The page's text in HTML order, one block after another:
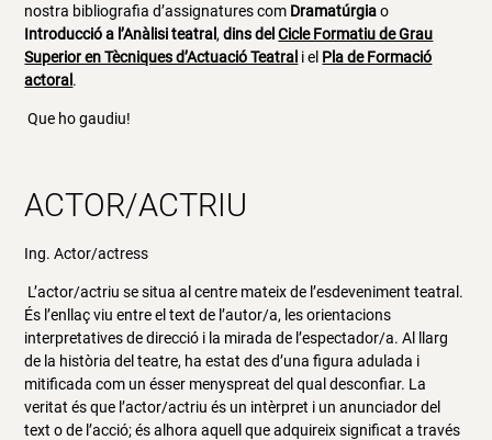
nostra bibliografia d’assignatures com Dramatúrgiao
Introducció a l’Anàlisi teatral ,dins delCicle Formatiu de Grau
Superior en Tècniques d’Actuació Teatral i el Pla de Formació
actoral .
Que ho gaudiu!
ACTOR/ACTRIU
Ing. Actor/actress
L’actor/actriu se situa al centre mateix de l’esdeveniment teatral.
És l’enllaç viu entre el text de l’autor/a, les orientacions
interpretatives de direcció i la mirada de l’espectador/a. Al llarg
de la història del teatre, ha estat des d’una figura adulada i
mitificada com un ésser menyspreat del qual desconfiar. La
veritat és que l’actor/actriu és un intèrpret i un anunciador del
text o de l’acció; és alhora aquell que adquireix significat a través